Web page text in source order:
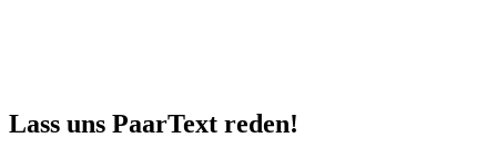
Lass uns PaarText reden!